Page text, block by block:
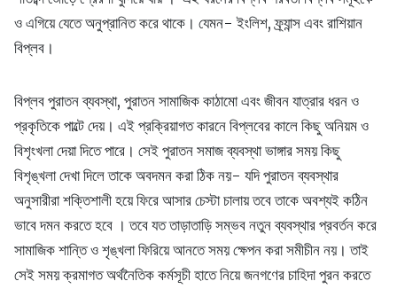
ও এগিয়ে যেতে অনুপ্রানিত করে থাকে। যেমন- ইংলিশ, ফ্র্যান্স এবং রাশিয়ান
বিপ্লব।
বিপ্লব পুরাতন ব্যবস্থা, পুরাতন সামাজিক কাঠামো এবং জীবন যাত্রার ধরন ও
প্রকৃতিকে পাল্টে দেয়। এই প্রক্রিয়াগত কারনে বিপ্লবের কালে কিছু অনিয়ম ও
বিশৃংখলা দেয়া দিতে পারে। সেই পুরাতন সমাজ ব্যবস্থা ভাঙ্গার সময় কিছু
বিশৃঙ্খলা দেখা দিলে তাকে অবদমন করা ঠিক নয়- যদি পুরাতন ব্যবস্থার
অনুসারীরা শক্তিশালী হয়ে ফিরে আসার চেস্টা চালায় তবে তাকে অবশ্যই কঠিন
ভাবে দমন করতে হবে । তবে যত তাড়াতাড়ি সম্ভব নতুন ব্যবস্থার প্রবর্তন করে
সামাজিক শান্তি ও শৃঙ্খলা ফিরিয়ে আনতে সময় ক্ষেপন করা সমীচীন নয়। তাই
সেই সময় ক্রমাগত অর্থনৈতিক কর্মসূচী হাতে নিয়ে জনগণের চাহিদা পুরন করতে